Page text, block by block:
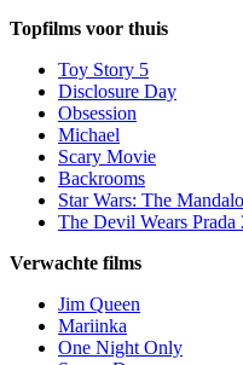
Topfilms voor thuis
Toy Story 5
Disclosure Day
Obsession
Michael
Scary Movie
Backrooms
Star Wars: The
The Devil Wears Prada
Verwachte films
Jim Queen
Mariinka
One Night Only